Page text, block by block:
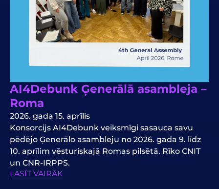
AI4Debunk Ģenerālā asambleja –
Roma
2026. gada 15. aprīlis
Konsorcijs AI4Debunk veiksmīgi sasauca savu
pēdējo Ģenerālo asambleju no 2026. gada 9. līdz
10. aprīlim vēsturiskajā Romas pilsētā. Rīko CNIT
un CNR-IRPPS.
LASĪT VAIRĀK